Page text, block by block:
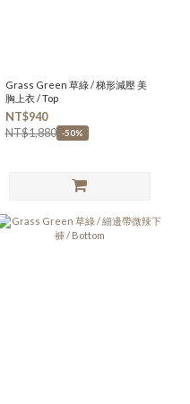
Grass Green 草綠 / 梯形減壓 美
胸上衣 / Top
NT$940
NT$1,880 -50%